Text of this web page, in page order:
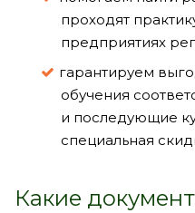
проходят
предприятиях
гарантируем
обучения
и последующие
специальная
Какие